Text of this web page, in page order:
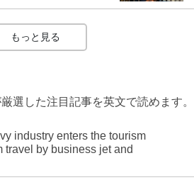
もっと見る
選した注目記事を英文で読めます。
industry enters the tourism
travel by business jet and